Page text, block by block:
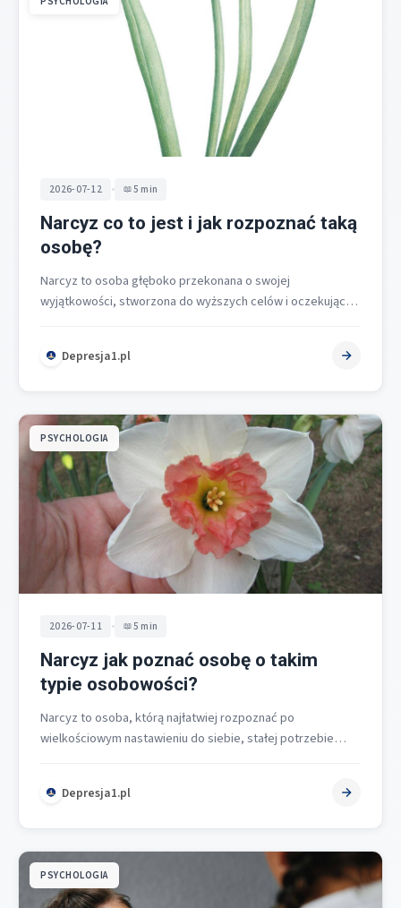
2026-07-12 • 5 min
Narcyz co to jest i jak rozpoznać taką
osobę?
Narcyz to osoba głęboko przekonana o swojej
wyjątkowości, stworzona do wyższych celów i oczekująca
Depresja1.pl
PSYCHOLOGIA
2026-07-11 • 5 min
Narcyz jak poznać osobę o takim
typie osobowości?
Narcyz to osoba, którą najłatwiej rozpoznać po
wielkościowym nastawieniu do siebie, stałej potrzebie
Depresja1.pl
PSYCHOLOGIA